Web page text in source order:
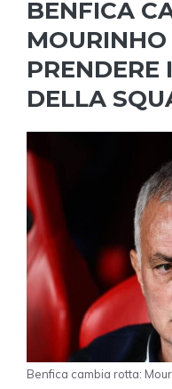
BENFICA
PRENDERE
DELLA
Benfica cambia rotta: